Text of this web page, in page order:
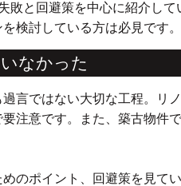
敗と回避策を中心に紹介し
検討している方は必見です。
なかった
言ではない大切な工程。リ
注意です。また、築古物件
のポイント、回避策を見てい